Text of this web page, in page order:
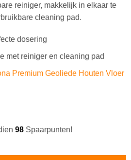
reiniger, makkelijk in elkaar te
cleaning pad.
dosering
met reiniger en cleaning pad
Premium Geoliede Houten Vloer
98Spaarpunten!
Vloeren Spraymopset aantal